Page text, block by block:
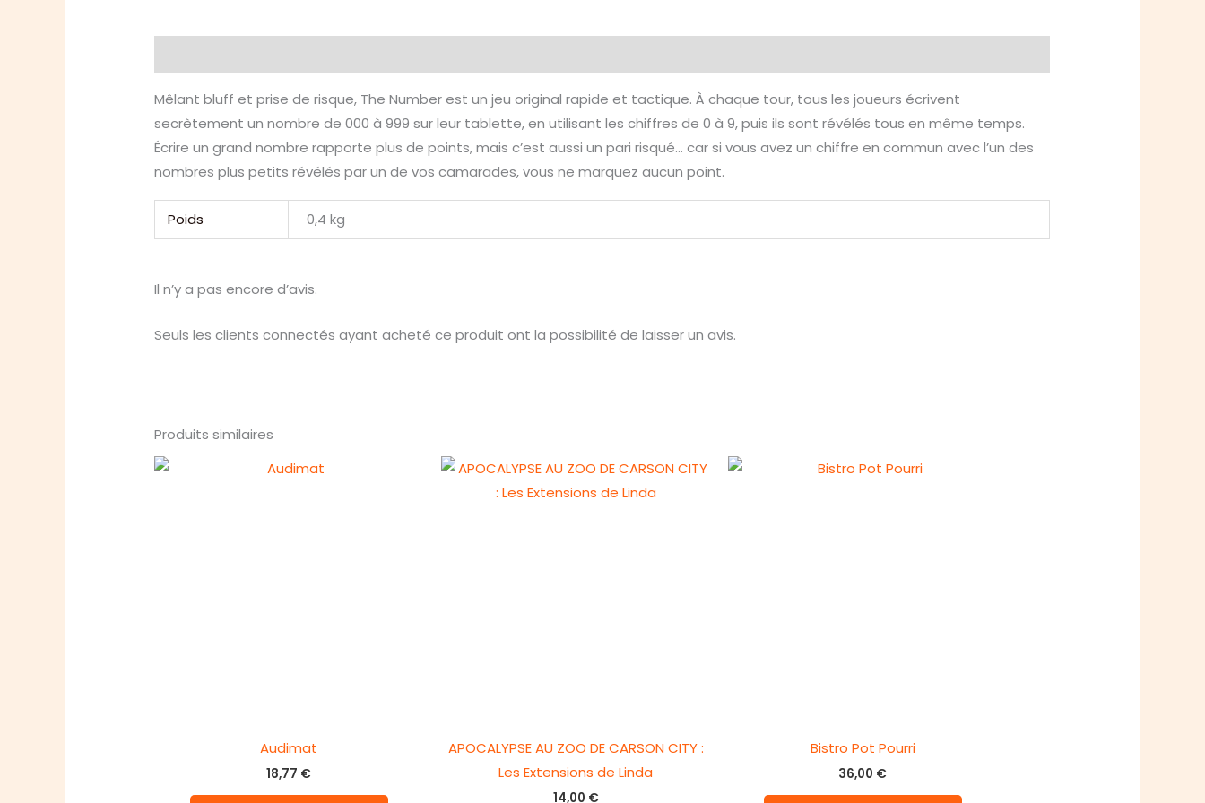
Mêlant bluff et prise de risque, The Number est un jeu original rapide et tactique. À chaque tour, tous les joueurs écrivent
secrètement un nombre de 000 à 999 sur leur tablette, en utilisant les chiffres de 0 à 9, puis ils sont révélés tous en même temps.
Écrire un grand nombre rapporte plus de points, mais c’est aussi un pari risqué… car si vous avez un chiffre en commun avec l’un des
nombres plus petits révélés par un de vos camarades, vous ne marquez aucun point.
Poids 0,4 kg
Il n’y a pas encore d’avis.
Seuls les clients connectés ayant acheté ce produit ont la possibilité de laisser un avis.
Produits similaires
Audimat
18,77 €
APOCALYPSE AU ZOO DE CARSON CITY :
Les Extensions de Linda
14,00 €
Bistro Pot Pourri
36,00 €